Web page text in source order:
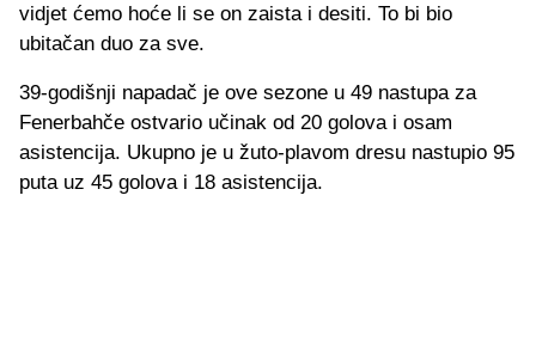
vidjet ćemo hoće li se on zaista i desiti. To bi bio
ubitačan duo za sve.
39-godišnji napadač je ove sezone u 49 nastupa za
Fenerbahče ostvario učinak od 20 golova i osam
asistencija. Ukupno je u žuto-plavom dresu nastupio 95
puta uz 45 golova i 18 asistencija.